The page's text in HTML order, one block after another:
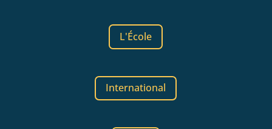
L'École
International